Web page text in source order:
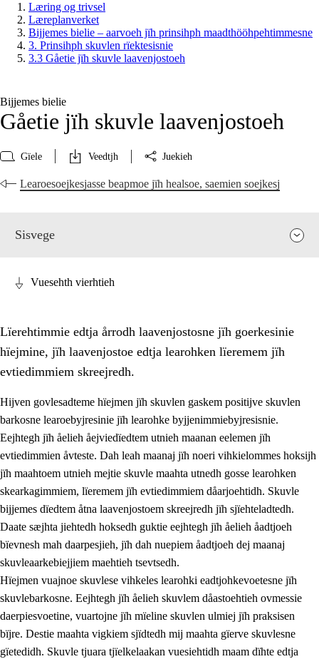
Læring og trivsel
Læreplanverket
Bijjemes bielie – aarvoeh jïh prinsihph maadthööhpehtimmesne
3. Prinsihph skuvlen rïektesisnie
3.3 Gåetie jïh skuvle laavenjostoeh
Bijjemes bielie
Gåetie jïh skuvle laavenjostoeh
Gïele Veedtjh Juekieh
Learoesoejkesjasse beapmoe jïh healsoe, saemien soejkesj
Sisvege
3. Prinsihph skuvlen rïektesisnie
3.1 Feerhmeles lïeremebyjrese
3.2 Ööhpehtimmie jïh sjïehtedamme lïerehtimmie
3.3 Gåetie jïh skuvle laavenjostoeh
3.4 Lïerehtimmie learoesïeltesne jïh barkoejielemisnie
3.5 Profesjonsektievoete jïh skuvleevtiedimmie
Vuesehth vierhtieh
Lïerehtimmie edtja årrodh laavenjostosne jïh goerkesinie
hïejmine, jïh laavenjostoe edtja learohken lïeremem jïh
evtiedimmiem skreejredh.
Hijven govlesadteme hïejmen jïh skuvlen gaskem positijve skuvlen
barkosne learoebyjresinie jïh learohke byjjenimmiebyjresisnie.
Eejhtegh jïh åelieh åejviedïedtem utnieh maanan eelemen jïh
evtiedimmien åvteste. Dah leah maanaj jïh noeri vihkielommes hoksijh
jïh maahtoem utnieh mejtie skuvle maahta utnedh gosse learohken
skearkagimmiem, lïeremem jïh evtiedimmiem dåarjoehtidh. Skuvle
bijjemes dïedtem åtna laavenjostoem skreejredh jïh sjïehteladtedh.
Daate sæjhta jiehtedh hoksedh guktie eejhtegh jïh åelieh åadtjoeh
bïevnesh mah daarpesjieh, jïh dah nuepiem åadtjoeh dej maanaj
skuvleaarkebiejjiem maehtieh tsevtsedh.
Hïejmen vuajnoe skuvlese vihkeles learohki eadtjohkevoetesne jïh
skuvlebarkosne. Eejhtegh jïh åelieh skuvlem dåastoehtieh ovmessie
daerpiesvoetine, vuartojne jïh mïeline skuvlen ulmiej jïh praksisen
bïjre. Destie maahta vigkiem sjïdtedh mij maahta gïerve skuvlesne
gïetedidh. Skuvle tjuara tjïelkelaakan vuesiehtidh maam dïhte edtja